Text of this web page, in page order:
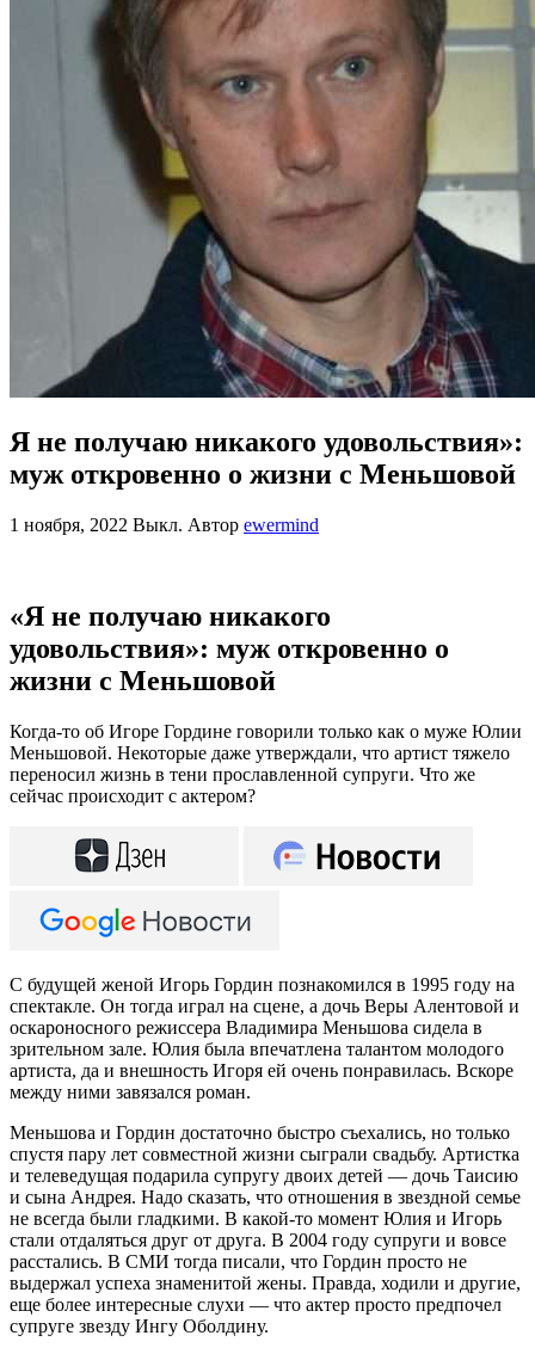
Я не получаю никакого удовольствия»:
муж откровенно о жизни с Меньшовой
1 ноября, 2022 Выкл. Автор ewermind
«Я не получаю никакого
удовольствия»: муж откровенно о
жизни с Меньшовой
Когда-то об Игоре Гордине говорили только как о муже Юлии
Меньшовой. Некоторые даже утверждали, что артист тяжело
переносил жизнь в тени прославленной супруги. Что же
сейчас происходит с актером?
С будущей женой Игорь Гордин познакомился в 1995 году на
спектакле. Он тогда играл на сцене, а дочь Веры Алентовой и
оскароносного режиссера Владимира Меньшова сидела в
зрительном зале. Юлия была впечатлена талантом молодого
артиста, да и внешность Игоря ей очень понравилась. Вскоре
между ними завязался роман.
Меньшова и Гордин достаточно быстро съехались, но только
спустя пару лет совместной жизни сыграли свадьбу. Артистка
и телеведущая подарила супругу двоих детей — дочь Таисию
и сына Андрея. Надо сказать, что отношения в звездной семье
не всегда были гладкими. В какой-то момент Юлия и Игорь
стали отдаляться друг от друга. В 2004 году супруги и вовсе
расстались. В СМИ тогда писали, что Гордин просто не
выдержал успеха знаменитой жены. Правда, ходили и другие,
еще более интересные слухи — что актер просто предпочел
супруге звезду Ингу Оболдину.